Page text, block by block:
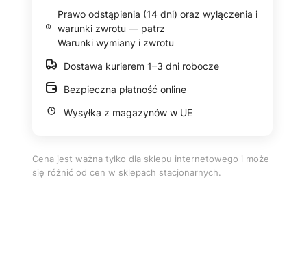
Prawo odstąpienia (14 dni) oraz wyłączenia i
warunki zwrotu — patrz
Warunki wymiany i zwrotu
Dostawa kurierem 1–3 dni robocze
Bezpieczna płatność online
Wysyłka z magazynów w UE
Cena jest ważna tylko dla sklepu internetowego i może
się różnić od cen w sklepach stacjonarnych.